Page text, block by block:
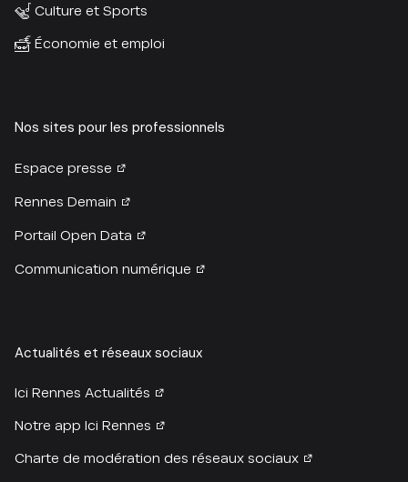
Culture et Sports
Économie et emploi
Nos sites pour les professionnels
Espace presse
Rennes Demain
Portail Open Data
Communication numérique
Actualités et réseaux sociaux
Ici Rennes Actualités
Notre app Ici Rennes
Charte de modération des réseaux sociaux